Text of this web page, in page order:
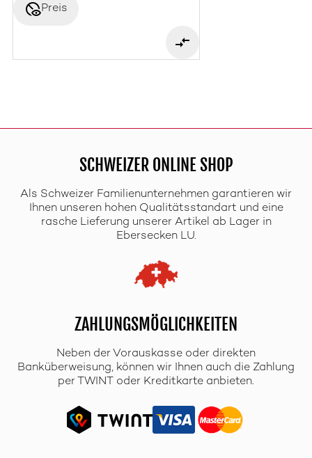
disabled_visiblePreis
SCHWEIZER ONLINE SHOP
Als Schweizer Familienunternehmen garantieren wir
Ihnen unseren hohen Qualitätsstandart und eine
rasche Lieferung unserer Artikel ab Lager in
Ebersecken LU.
ZAHLUNGSMÖGLICHKEITEN
Neben der Vorauskasse oder direkten
Banküberweisung, können wir Ihnen auch die Zahlung
per TWINT oder Kreditkarte anbieten.